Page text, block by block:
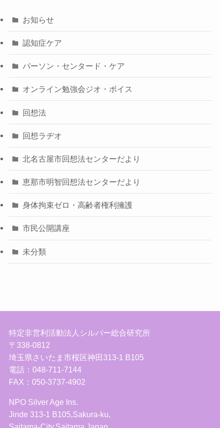
お知らせ
認知症ケア
パーソン・センタード・ケア
オンライン勉強会ジオ・ボイス
回想法
回想ラヂオ
北名古屋市回想法センターだより
恵那市明智回想法センターだより
身体拘束ゼロ・高齢者権利擁護
市民公開講座
未分類
特定非営利活動法人シルバー総合研究所
〒338-0812
埼玉県さいたま市桜区神田313-1 B105
電話：048-711-7144
FAX：050-3737-4902
NPO Silver Age Ins.
Jinde 313-1 B105,Sakura-ku,